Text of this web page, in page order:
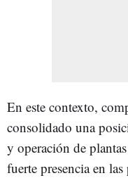
En este contexto,
consolidado una
y operación de
fuerte presencia en